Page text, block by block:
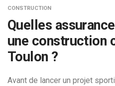
CONSTRUCTION
Quelles
une construction
Toulon ?
Avant de lancer un projet